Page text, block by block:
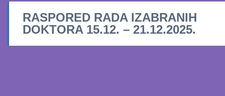
RASPORED RADA IZABRANIH
DOKTORA 15.12. – 21.12.2025.